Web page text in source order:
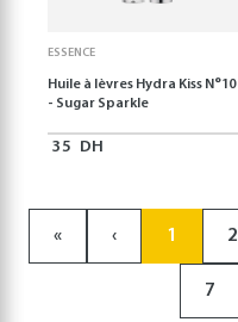
ESSENCE
Huile à lèvres Hydra Kiss N°10
- Sugar Sparkle
35 DH
« ‹ 1 2
7